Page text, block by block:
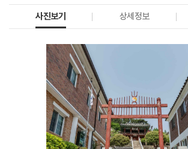
사진보기 상세정보